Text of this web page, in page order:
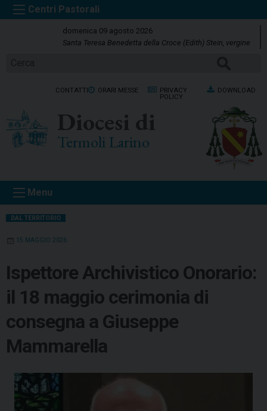
k
t
domenica 09 agosto 2026
Santa Teresa Benedetta della Croce (Edith) Stein, vergine
CONTATTI ORARI MESSE
PRIVACY
POLICY
DOWNLOAD
Diocesi di
Termoli Larino
Menu
DAL TERRITORIO
15 MAGGIO 2026
Ispettore Archivistico Onorario:
il 18 maggio cerimonia di
consegna a Giuseppe
Mammarella